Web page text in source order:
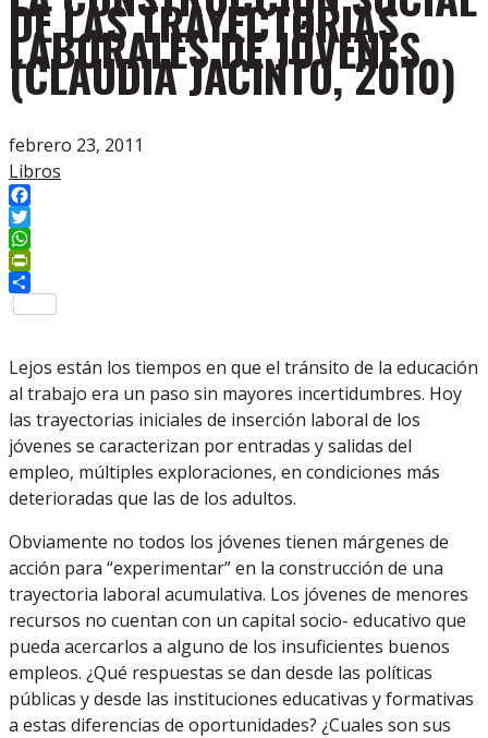
DE LAS TRAYECTORIAS
LABORALES DE JÓVENES
(CLAUDIA JACINTO, 2010)
febrero 23, 2011
Libros
Facebook
Twitter
WhatsApp
PrintFriendly
Lejos están los tiempos en que el tránsito de la educación
al trabajo era un paso sin mayores incertidumbres. Hoy
las trayectorias iniciales de inserción laboral de los
jóvenes se caracterizan por entradas y salidas del
empleo, múltiples exploraciones, en condiciones más
deterioradas que las de los adultos.
Obviamente no todos los jóvenes tienen márgenes de
acción para “experimentar” en la construcción de una
trayectoria laboral acumulativa. Los jóvenes de menores
recursos no cuentan con un capital socio- educativo que
pueda acercarlos a alguno de los insuficientes buenos
empleos. ¿Qué respuestas se dan desde las políticas
públicas y desde las instituciones educativas y formativas
a estas diferencias de oportunidades? ¿Cuales son sus